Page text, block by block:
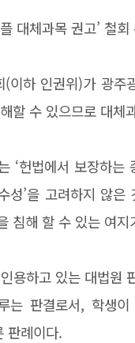
대체과목 권고’ 철
(이하 인권위)가 광
할 수 있으므로 대체
‘헌법에서 보장하
성’을 고려하지 않
침해 할 수 있는 여지
용하고 있는 대법원
는 판결로서, 학생
판례이다.